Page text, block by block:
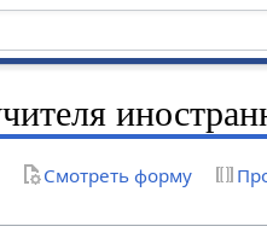
Смотреть форму